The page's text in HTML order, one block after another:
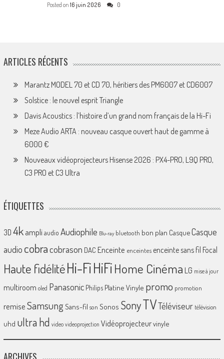
Posted on 16 juin 2026 0
ARTICLES RÉCENTS
Marantz MODEL 70 et CD 70, héritiers des PM6007 et CD6007
Solstice : le nouvel esprit Triangle
Davis Acoustics : l’histoire d’un grand nom français de la Hi-Fi
Meze Audio ARTA : nouveau casque ouvert haut de gamme à
6000 €
Nouveaux vidéoprojecteurs Hisense 2026 : PX4-PRO, L9Q PRO,
C3 PRO et C3 Ultra
ÉTIQUETTES
3D 4k ampliaudio Audiophile Blu-ray bluetooth bon plan CasqueCasque
audio cobracobrason DAC Enceinte enceintes enceinte sans fil Focal
Haute fidélitéHi-FiHiFiHome Cinéma LG mise à jour
multiroom oled Panasonic Philips Platine Vinyle promo promotion
remiseSamsungSans-fil son Sonos SonyTVTéléviseur télévision
uhd ultra hd video videoprojection Vidéoprojecteurvinyle